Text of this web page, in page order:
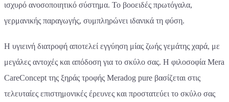
ισχυρό ανοσοποιητικό σύστημα. Το βοοειδές πρωτόγαλα,
γερμανικής παραγωγής, συμπληρώνει ιδανικά τη φύση.
Η υγιεινή διατροφή αποτελεί εγγύηση μίας ζωής γεμάτης χαρά, με
μεγάλες αντοχές και απόδοση για το σκύλο σας. Η φιλοσοφία Mera
CareConcept της ξηράς τροφής Meradog pure βασίζεται στις
τελευταίες επιστημονικές έρευνες και προστατεύει το σκύλο σας